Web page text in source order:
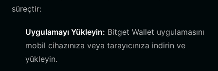
süreçtir:
Uygulamayı Yükleyin: Bitget Wallet uygulamasını
mobil cihazınıza veya tarayıcınıza indirin ve
yükleyin.